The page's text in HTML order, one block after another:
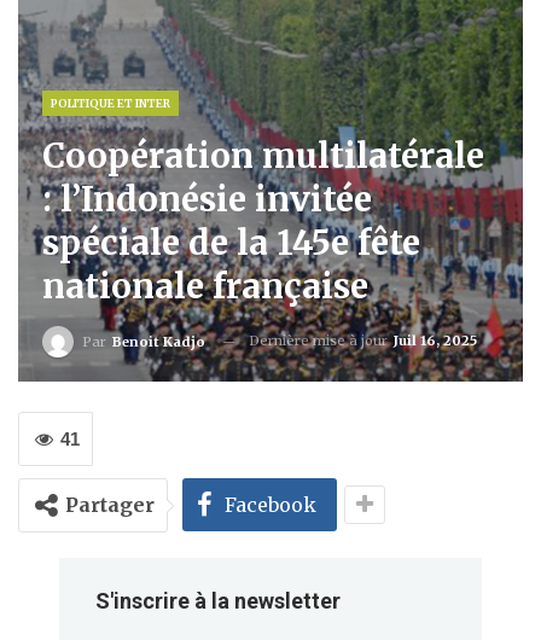
POLITIQUE ET INTER
Coopération multilatérale
: l’Indonésie invitée
spéciale de la 145e fête
nationale française
Par Benoit Kadjo Dernière mise à jourJuil 16, 2025
41
Partager Facebook
S'inscrire à la newsletter